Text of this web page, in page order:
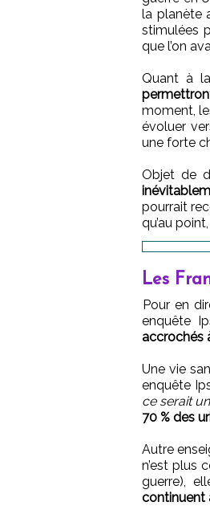
la planète
stimulées
que l’on
Quant à
moment,
évoluer
une forte
Objet de
pourrait
qu’au
Les
Pour en
enquête
accrochés
Une vie
enquête
ce serait
70 % des
Autre
n’est plus
guerre),
continuent